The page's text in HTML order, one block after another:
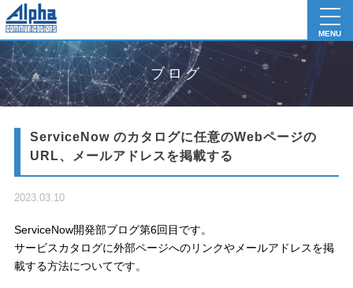
MENU
ブログ
ServiceNow のカタログに任意のWebページの
URL、メールアドレスを掲載する
2023.03.10
ServiceNow開発部ブログ第6回目です。
サービスカタログに外部ページへのリンクやメールアドレスを掲
載する方法についてです。